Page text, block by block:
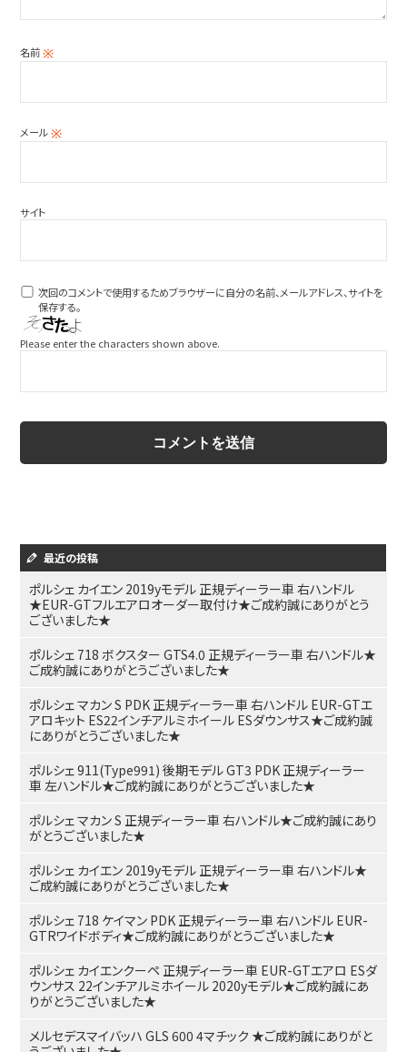
名前※
メール※
サイト
次回のコメントで使用するためブラウザーに自分の名前、メールアドレス、サイトを
保存する。
Please enter the characters shown above.
最近の投稿
ポルシェ カイエン 2019yモデル 正規ディーラー車 右ハンドル
★EUR-GTフルエアロオーダー取付け★ご成約誠にありがとう
ございました★
ポルシェ 718 ボクスター GTS4.0 正規ディーラー車 右ハンドル★
ご成約誠にありがとうございました★
ポルシェ マカン S PDK 正規ディーラー車 右ハンドル EUR-GTエ
アロキット ES22インチアルミホイール ESダウンサス★ご成約誠
にありがとうございました★
ポルシェ 911(Type991) 後期モデル GT3 PDK 正規ディーラー
車 左ハンドル★ご成約誠にありがとうございました★
ポルシェ マカン S 正規ディーラー車 右ハンドル★ご成約誠にあり
がとうございました★
ポルシェ カイエン 2019yモデル 正規ディーラー車 右ハンドル★
ご成約誠にありがとうございました★
ポルシェ 718 ケイマン PDK 正規ディーラー車 右ハンドル EUR-
GTRワイドボディ★ご成約誠にありがとうございました★
ポルシェ カイエンクーペ 正規ディーラー車 EUR-GTエアロ ESダ
ウンサス 22インチアルミホイール 2020yモデル★ご成約誠にあ
りがとうございました★
メルセデスマイバッハ GLS 600 4マチック ★ご成約誠にありがと